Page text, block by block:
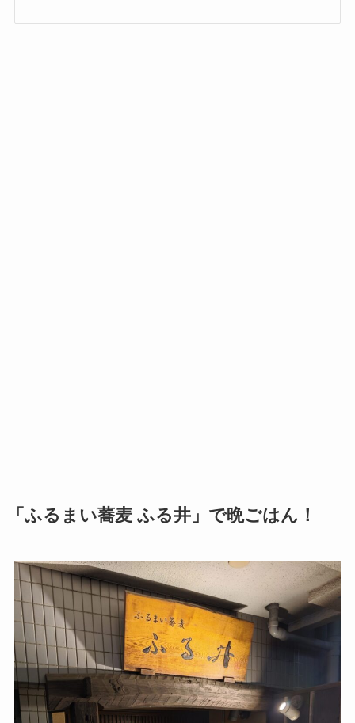
「ふるまい蕎麦 ふる井」で晩ごはん！